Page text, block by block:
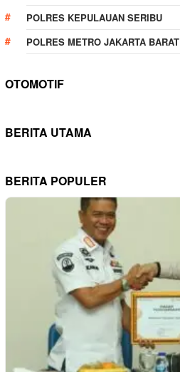
POLRES KEPULAUAN SERIBU
POLRES METRO JAKARTA BARAT
OTOMOTIF
BERITA UTAMA
BERITA POPULER